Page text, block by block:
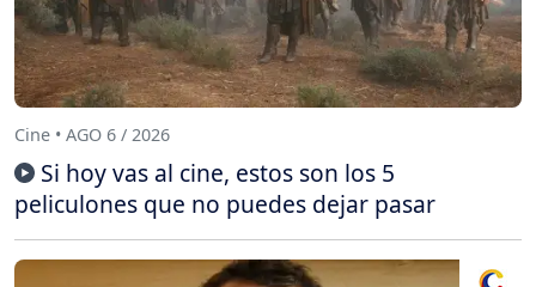
Cine • AGO 6 / 2026
Si hoy vas al cine, estos son los 5
peliculones que no puedes dejar pasar